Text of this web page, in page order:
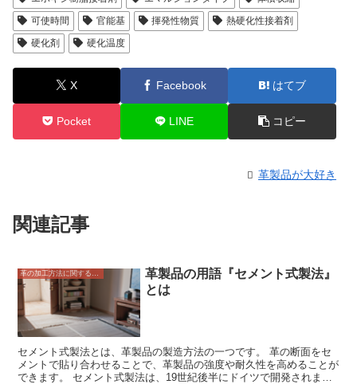
可使時間
官能基 揮発性物質
熱硬化性接着剤
硬化剤
硬化温度
X Facebook はてブ
Pocket LINE コピー
革製品が大好き
関連記事
革製品の用語『セメント式製法』
とは
セメント式製法とは、革製品の製造方法の一つです。 革の断面をセ
メントで貼り合わせることで、革製品の強度や耐久性を高めることが
できます。 セメント式製法は、19世紀後半にドイツで開発されまし